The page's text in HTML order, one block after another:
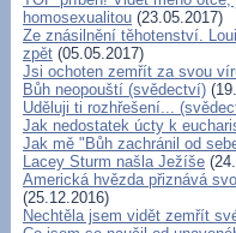
homosexualitou (23.05.2017)
Ze znásilnění těhotenství.
zpět (05.05.2017)
Jsi ochoten zemřít za svou
Bůh neopouští (svědectví)
Uděluji ti rozhřešení...
Jak nedostatek úcty k
Jak mě "Bůh zachránil od
Lacey Sturm našla Ježíše
Americká hvězda přiznává
(25.12.2016)
Nechtěla jsem vidět zemřít